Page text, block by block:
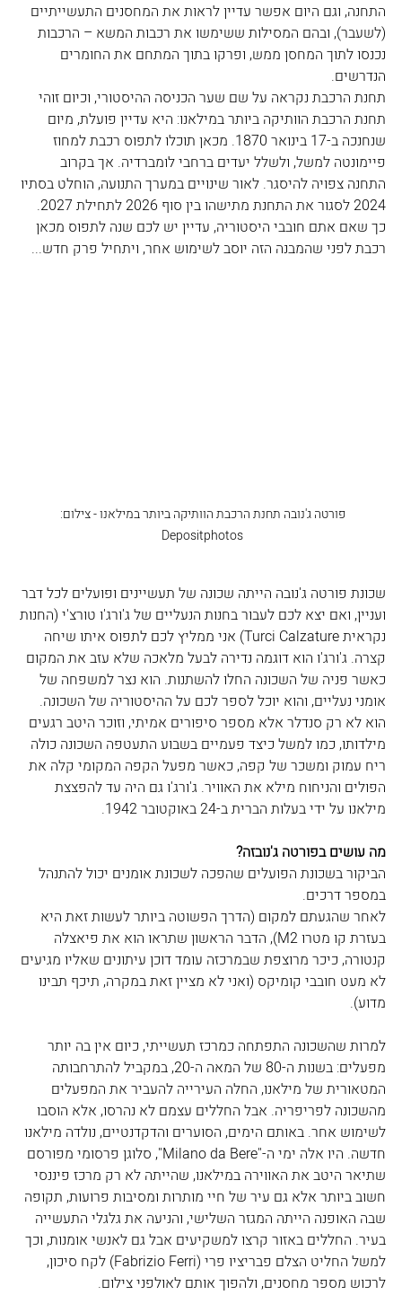
התחנה, וגם היום אפשר עדיין לראות את המחסנים התעשייתיים
(לשעבר), ובהם המסילות ששימשו את רכבות המשא – הרכבות
נכנסו לתוך המחסן ממש, ופרקו בתוך המתחם את החומרים
הנדרשים.
תחנת הרכבת נקראה על שם שער הכניסה ההיסטורי, וכיום זוהי
תחנת הרכבת הוותיקה ביותר במילאנו: היא עדיין פועלת, מיום
שנחנכה ב-17 בינואר 1870. מכאן תוכלו לתפוס רכבת למחוז
פיימונטה למשל, ולשלל יעדים ברחבי לומברדיה. אך בקרוב
התחנה צפויה להיסגר. לאור שינויים במערך התנועה, הוחלט בסתיו
2024 לסגור את התחנת מתישהו בין סוף 2026 לתחילת 2027.
כך שאם אתם חובבי היסטוריה, עדיין יש לכם שנה לתפוס מכאן
רכבת לפני שהמבנה הזה יוסב לשימוש אחר, ויתחיל פרק חדש...
פורטה ג'נובה תחנת הרכבת הוותיקה ביותר במילאנו - צילום:
Depositphotos
שכונת פורטה ג'נובה הייתה שכונה של תעשיינים ופועלים לכל דבר
ועניין, ואם יצא לכם לעבור בחנות הנעליים של ג'ורג'ו טורצ'י (החנות
נקראית Turci Calzature) אני ממליץ לכם לתפוס איתו שיחה
קצרה. ג'ורג'ו הוא דוגמה נדירה לבעל מלאכה שלא עזב את המקום
כאשר פניה של השכונה החלו להשתנות. הוא נצר למשפחה של
אומני נעליים, והוא יוכל לספר לכם על ההיסטוריה של השכונה.
הוא לא רק סנדלר אלא מספר סיפורים אמיתי, וזוכר היטב רגעים
מילדותו, כמו למשל כיצד פעמיים בשבוע התעטפה השכונה כולה
ריח עמוק ומשכר של קפה, כאשר מפעל הקפה המקומי קלה את
הפולים והניחוח מילא את האוויר. ג'ורג'ו גם היה עד להפצצת
מילאנו על ידי בעלות הברית ב-24 באוקטובר 1942.
מה עושים בפורטה ג'נובזה?
הביקור בשכונת הפועלים שהפכה לשכונת אומנים יכול להתנהל
במספר דרכים.
לאחר שהגעתם למקום (הדרך הפשוטה ביותר לעשות זאת היא
בעזרת קו מטרו M2), הדבר הראשון שתראו הוא את פיאצלה
קנטורה, כיכר מרוצפת שבמרכזה עומד דוכן עיתונים שאליו מגיעים
לא מעט חובבי קומיקס (ואני לא מציין זאת במקרה, תיכף תבינו
מדוע).
למרות שהשכונה התפתחה כמרכז תעשייתי, כיום אין בה יותר
מפעלים: בשנות ה-80 של המאה ה-20, במקביל להתרחבותה
המטאורית של מילאנו, החלה העירייה להעביר את המפעלים
מהשכונה לפריפריה. אבל החללים עצמם לא נהרסו, אלא הוסבו
לשימוש אחר. באותם הימים, הסוערים והדקדנטיים, נולדה מילאנו
חדשה. היו אלה ימי ה-"Milano da Bere", סלוגן פרסומי מפורסם
שתיאר היטב את האווירה במילאנו, שהייתה לא רק מרכז פיננסי
חשוב ביותר אלא גם עיר של חיי מותרות ומסיבות פרועות, תקופה
שבה האופנה הייתה המגזר השלישי, והניעה את גלגלי התעשייה
בעיר. החללים באזור קרצו למשקיעים אבל גם לאנשי אומנות, וכך
למשל החליט הצלם פבריציו פרי (Fabrizio Ferri) לקח סיכון,
לרכוש מספר מחסנים, ולהפוך אותם לאולפני צילום.